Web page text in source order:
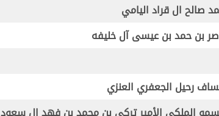
صالح ال قراد اليامي
بن حمد بن عيسى آل خليفه
رحيل الجعفري العنزي